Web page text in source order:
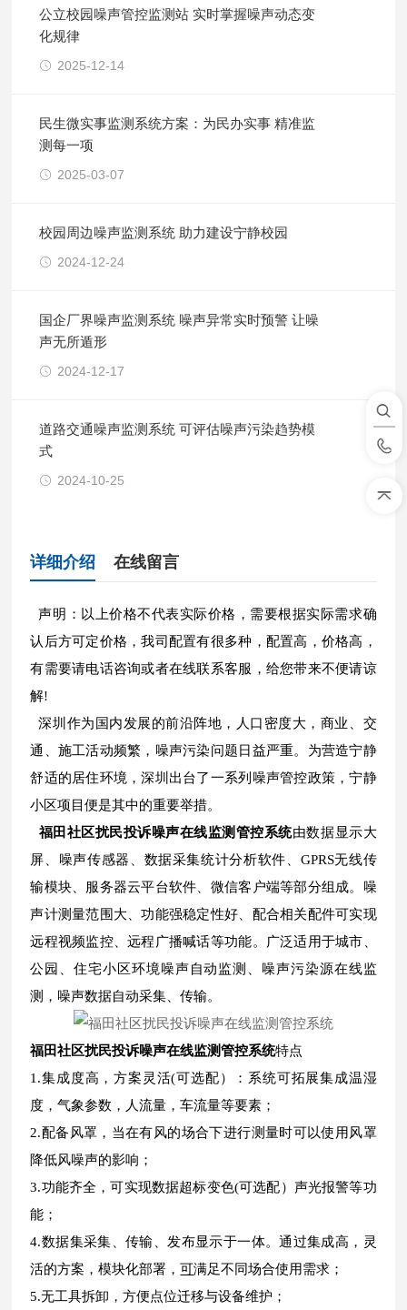
公立校园噪声管控监测站 实时掌握噪声动态变
化规律
2025-12-14
民生微实事监测系统方案：为民办实事 精准监
测每一项
2025-03-07
校园周边噪声监测系统 助力建设宁静校园
2024-12-24
国企厂界噪声监测系统 噪声异常实时预警 让噪
声无所遁形
2024-12-17
​道路交通噪声监测系统 可评估噪声污染趋势模
式
2024-10-25
详细介绍 在线留言
声明：以上价格不代表实际价格，需要根据实际需求确
认后方可定价格，我司配置有很多种，配置高，价格高，
有需要请电话咨询或者在线联系客服，给您带来不便请谅
解!
深圳作为国内发展的前沿阵地，人口密度大，商业、交
通、施工活动频繁，噪声污染问题日益严重。为营造宁静
舒适的居住环境，深圳出台了一系列噪声管控政策，宁静
小区项目便是其中的重要举措。
福田社区扰民投诉噪声在线监测管控系统由数据显示大
屏、噪声传感器、数据采集统计分析软件、GPRS无线传
输模块、服务器云平台软件、微信客户端等部分组成。噪
声计测量范围大、功能强稳定性好、配合相关配件可实现
远程视频监控、远程广播喊话等功能。广泛适用于城市、
公园、住宅小区环境噪声自动监测、噪声污染源在线监
测，噪声数据自动采集、传输。
福田社区扰民投诉噪声在线监测管控系统特点
1.集成度高，方案灵活(可选配）：系统可拓展集成温湿
度，气象参数，人流量，车流量等要素；
2.配备风罩，当在有风的场合下进行测量时可以使用风罩
降低风噪声的影响；
3.功能齐全，可实现数据超标变色(可选配）声光报警等功
能；
4.数据集采集、传输、发布显示于一体。通过集成高，灵
活的方案，模块化部署，可满足不同场合使用需求；
5.无工具拆卸，方便点位迁移与设备维护；